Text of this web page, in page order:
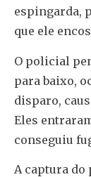
espingarda,
que ele
O policial
para baixo,
disparo,
Eles
conseguiu
A captura